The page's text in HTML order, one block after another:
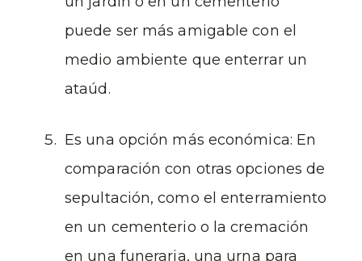
puede ser más amigable con el
medio ambiente que enterrar un
ataúd.
Es una opción más económica: En
comparación con otras opciones de
sepultación, como el enterramiento
en un cementerio o la cremación
en una funeraria, una urna para